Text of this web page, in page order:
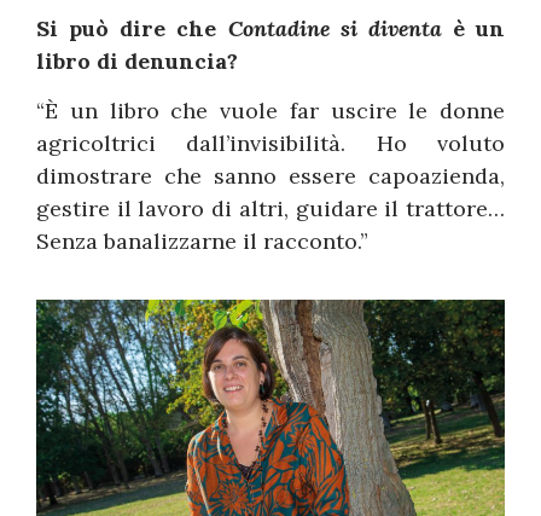
Si può dire che Contadine si diventa è un
libro di denuncia?
“È un libro che vuole far uscire le donne
agricoltrici dall’invisibilità. Ho voluto
dimostrare che sanno essere capoazienda,
gestire il lavoro di altri, guidare il trattore…
Senza banalizzarne il racconto.”